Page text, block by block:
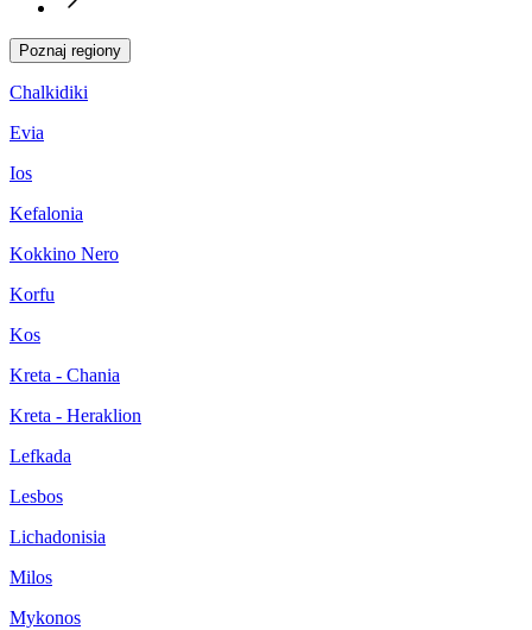
Poznaj regiony
Chalkidiki
Evia
Ios
Kefalonia
Kokkino Nero
Korfu
Kos
Kreta - Chania
Kreta - Heraklion
Lefkada
Lesbos
Lichadonisia
Milos
Mykonos